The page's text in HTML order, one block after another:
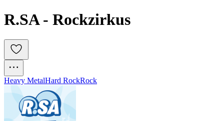
R.SA - Rockzirkus
Heavy MetalHard RockRock